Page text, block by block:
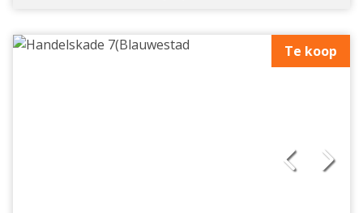
Bij het water
Te koop